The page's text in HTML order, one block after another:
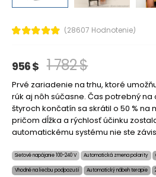
(28607 Hodnotenie)
956 $ 1 782 $
Prvé zariadenie na trhu, ktoré
rúk aj nôh súčasne. Čas potrebný
štyroch končatín sa skrátil o 50 % na
pričom dĺžka a rýchlosť účinku
automatickému systému nie ste
Sieťové napájanie 100-240 V Automatická zmena polarity
Vhodné na liečbu podpazuší Automatický nábeh terapie